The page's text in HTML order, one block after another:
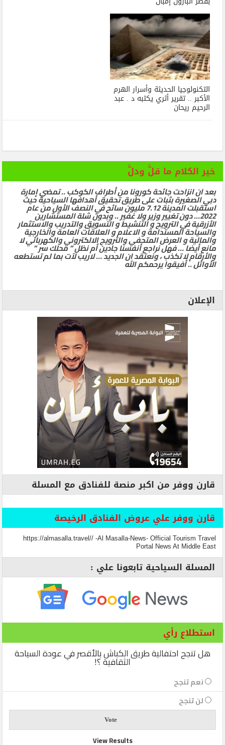
التكنولوجيا الحديثة وأسرار الهرم
الأكبر .. تقرير أثري يكتبه د . عبد
الرحيم ريحان
خير الكلام ما قلَّ ودلَّ
بعد ان انزاحت جائحة كورونا من أطراف الكوكب .. تمضي إمارة
دبي الصغيرة بثبات على طريق تحقيق أهدافها السياحية حيث
استقبلت المدينة 7.12 مليون سائح في النصف الأول من عام
2022… دون تغيير وزير ولا غفير .. وبدون شلة المستشارين
الأزرقية في الترويج و التنشيط و التسويق والتدريب والاستثمار
والسياحة المستدامة و الاعلام و العلاقات العامة والخارجية
والمالية و العرض المتحفي والترويج الالكتروني والكهربائي لا
مانع أيضا … فهل نراجع أنفسنا جادين أم نظل ” محلك سر ”
والأرقام لا تكذب ، ونعتقد ان الجديد … لاريب لآت بما لم تستطعه
الأوائل .. أفيقوا يرحمكم الله
الإعلان
قارن ووفر من اكبر منصة للفنادق مع المسلة
قارن ووفر علي عروض الفنادق الرخيصة
https://almasalla.travel// -Al Masalla-News- Official Tourism Travel
Portal News At Middle East
المسلة السياحية تابعونا علي :
استطلاع رأي
هل تنجح احتفالية طريق الكباش بالأقصر في عودة السياحة
الثقافية ؟!
نعم تنجح
لن تنجح
View Results